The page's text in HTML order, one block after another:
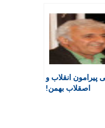
پیرامون انقلاب و
اصقلاب بهمن!